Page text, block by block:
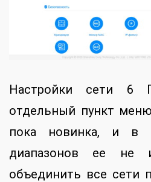
Настройки сети 6
отдельный пункт
пока новинка, и в
диапазонов ее не
объединить все сети